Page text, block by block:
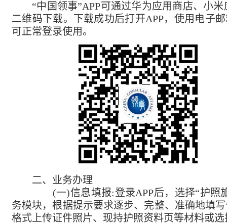
“中国领事”APP可通过华为应用商店、小
二维码下载。下载成功后打开APP，使用电子
可正常登录使用。
二、业务办理
(一)信息填报:登录APP后，选择“护照
务模块，根据提示要求逐步、完整、准确地填
格式上传证件照片、现持护照资料页等材料或